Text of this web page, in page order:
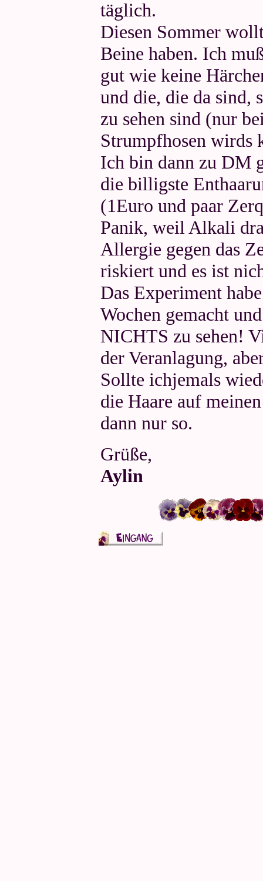
täglich.
Diesen Sommer
Beine haben. Ich
gut wie keine
und die, die da sind,
zu sehen sind (nur
Strumpfhosen wirds
Ich bin dann zu DM
die billigste
(1Euro und paar
Panik, weil Alkali
Allergie gegen das
riskiert und es ist
Das Experiment
Wochen gemacht
NICHTS zu sehen!
der Veranlagung,
Sollte ichjemals
die Haare auf
dann nur so.
Grüße,
Aylin